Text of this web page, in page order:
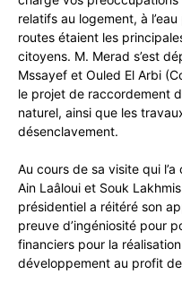
relatifs au logement, à
routes étaient les
citoyens. M. Merad s’est
Mssayef et Ouled El Arbi
le projet de raccordement
naturel, ainsi que les
désenclavement.
Au cours de sa visite qui
Ain Laâloui et Souk
présidentiel a réitéré son
preuve d’ingéniosité pour
financiers pour la
développement au profit